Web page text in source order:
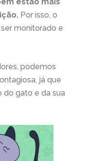
Por isso, o
monitorado e
podemos
já que
do gato e da sua